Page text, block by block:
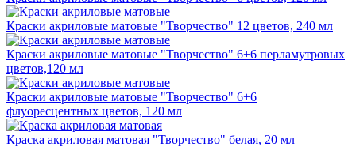
Краски акриловые матовые "Творчество" 12 цветов, 240 мл
Краски акриловые матовые "Творчество" 6+6 перламутровых
цветов,120 мл
Краски акриловые матовые "Творчество" 6+6
флуоресцентных цветов, 120 мл
Краска акриловая матовая "Творчество" белая, 20 мл